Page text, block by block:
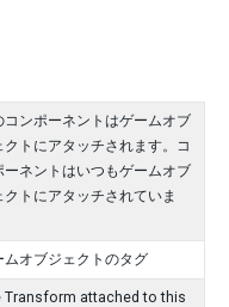
コンポーネントはゲームオブ
クトにアタッチされます。コ
ーネントはいつもゲームオブ
クトにアタッチされていま
ムオブジェクトのタグ
Transform attached to this